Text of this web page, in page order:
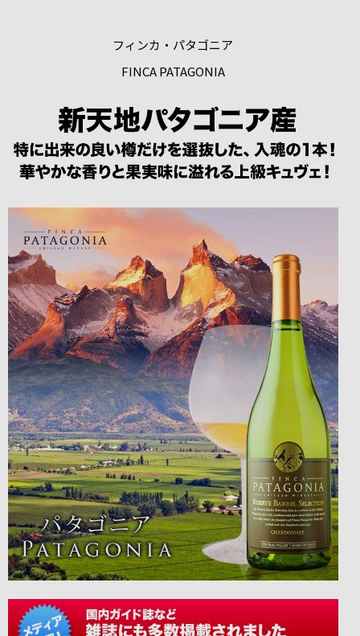
フィンカ・パタゴニア
FINCA PATAGONIA